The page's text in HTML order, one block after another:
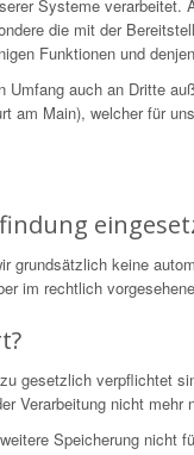
Systeme
die mit der
Funktionen und
auch an Dritte
am Main), welcher für
grundsätzlich keine
im rechtlich
gesetzlich verpflichtet
Verarbeitung nicht mehr
Speicherung